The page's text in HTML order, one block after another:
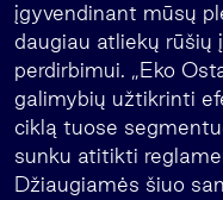
įgyvendinant mūsų
daugiau atliekų rūšių
perdirbimui. „Eko
galimybių užtikrinti
ciklą tuose
sunku atitikti
Džiaugiamės šiuo